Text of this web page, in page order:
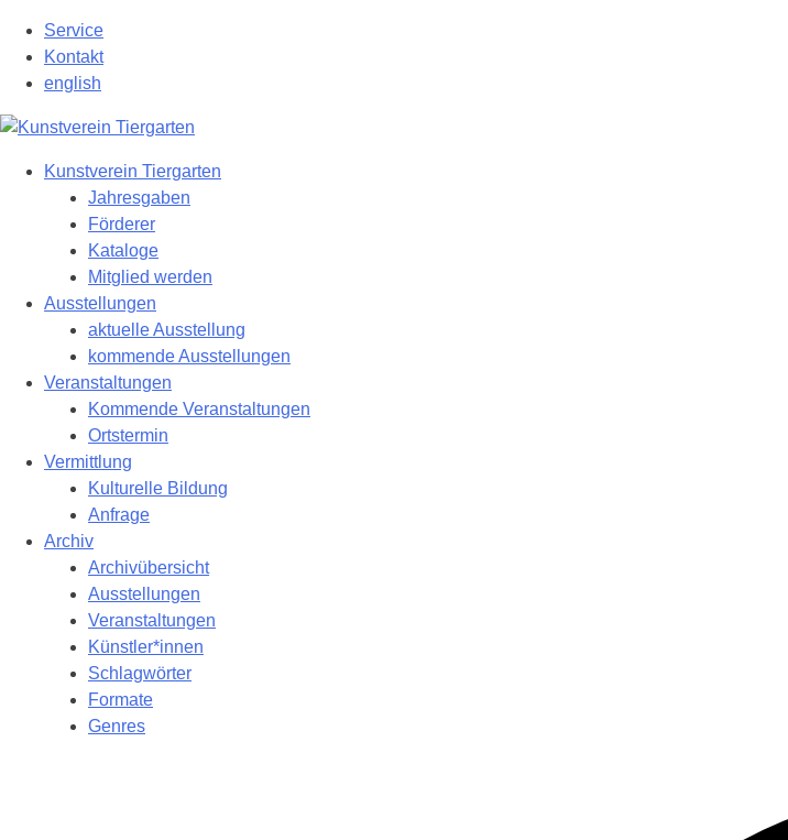
Hauptinhalt
springen
Service
Kontakt
english
Kunstverein Tiergarten
Jahresgaben
Förderer
Kataloge
Mitglied werden
Ausstellungen
aktuelle Ausstellung
kommende Ausstellungen
Veranstaltungen
Kommende Veranstaltungen
Ortstermin
Vermittlung
Kulturelle Bildung
Anfrage
Archiv
Archivübersicht
Ausstellungen
Veranstaltungen
Künstler*innen
Schlagwörter
Formate
Genres